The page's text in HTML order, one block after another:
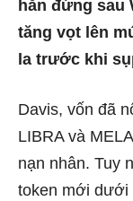
hắn đứng sau
tăng vọt lên
la trước khi
Davis, vốn đã
LIBRA và
nạn nhân. Tuy
token mới dưới